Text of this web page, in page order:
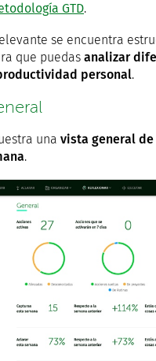
GTD.
se encuentra
que puedas analizar
personal.
una vista general
.